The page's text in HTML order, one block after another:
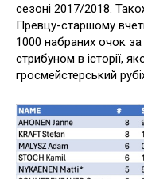
сезоні 2017/2018.
Превцу-старшому
1000 набраних очок
стрибуном в історії,
гросмейстерський